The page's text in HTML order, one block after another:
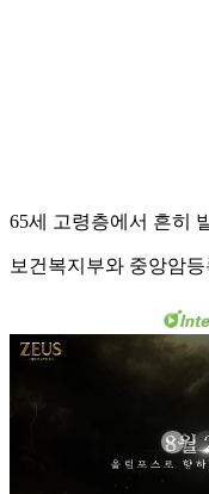
65세 고령층에서 흔히
보건복지부와 중앙암